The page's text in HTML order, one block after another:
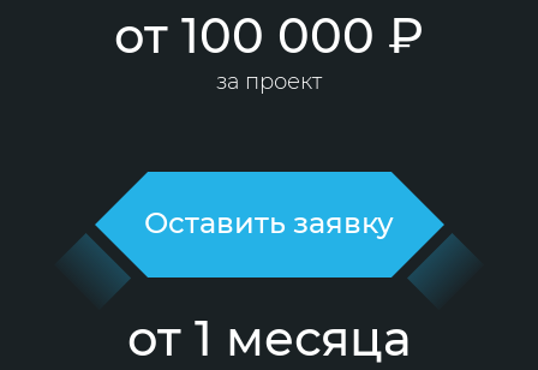
от 100 000 ₽
за проект
Оставить заявку
от 1 месяца